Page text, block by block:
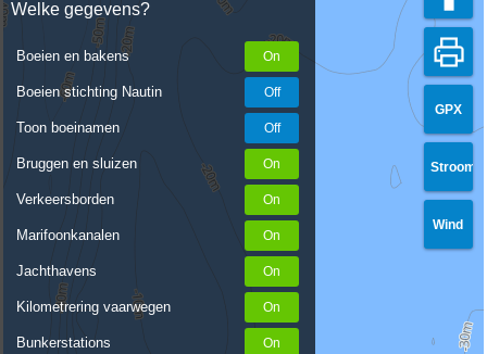
Welke gegevens?
Boeien en bakens
Boeien stichting Nautin
Toon boeinamen
Bruggen en sluizen
Verkeersborden
Marifoonkanalen
Jachthavens
Kilometrering vaarwegen
Bunkerstations
GPX
Stroom
Wind